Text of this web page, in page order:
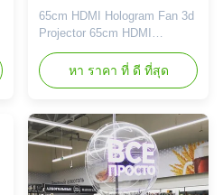
Display Hdmi-
Synchronization With
Holographic Projector
เครื่องพัดพัดโฮโลแกรม 3D
65cm HDMI Hologram Fan 3d
Projector 65cm HDMI
hologram fan 3d projector is
perfect for retail stores,
restaurants, exhibitions, trade
you to showcase your
products and services in a
unique and visually stunning
way that will make your brand
stand out from the
หา ราคา ที่ ดี ที่สุด